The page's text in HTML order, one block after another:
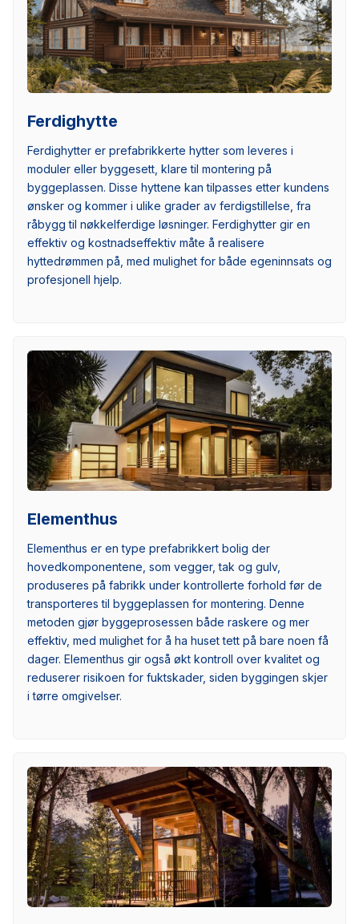
Ferdighytte
Ferdighytter er prefabrikkerte hytter som leveres i
moduler eller byggesett, klare til montering på
byggeplassen. Disse hyttene kan tilpasses etter kundens
ønsker og kommer i ulike grader av ferdigstillelse, fra
råbygg til nøkkelferdige løsninger. Ferdighytter gir en
effektiv og kostnadseffektiv måte å realisere
hyttedrømmen på, med mulighet for både egeninnsats og
profesjonell hjelp.
Elementhus
Elementhus er en type prefabrikkert bolig der
hovedkomponentene, som vegger, tak og gulv,
produseres på fabrikk under kontrollerte forhold før de
transporteres til byggeplassen for montering. Denne
metoden gjør byggeprosessen både raskere og mer
effektiv, med mulighet for å ha huset tett på bare noen få
dager. Elementhus gir også økt kontroll over kvalitet og
reduserer risikoen for fuktskader, siden byggingen skjer
i tørre omgivelser.